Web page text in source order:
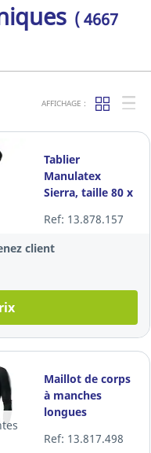
( 4667
AFFICHAGE :
Tablier
Manulatex
Sierra, taille 80 x
Ref: 13.878.157
client
Maillot de corps
à manches
longues
FR/AST/ARC,
Ref: 13.817.498